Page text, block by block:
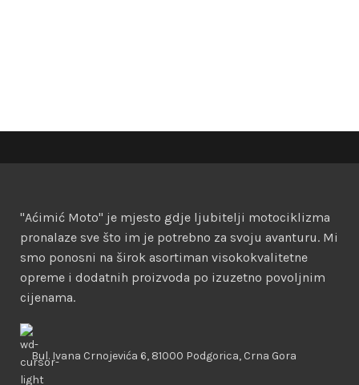
"Aćimić Moto" je mjesto gdje ljubitelji motociklizma
pronalaze sve što im je potrebno za svoju avanturu. Mi
smo ponosni na širok asortiman visokokvalitetne
opreme i dodatnih proizvoda po izuzetno povoljnim
cijenama.
Bul. Ivana Crnojevića 6, 81000 Podgorica, Crna Gora